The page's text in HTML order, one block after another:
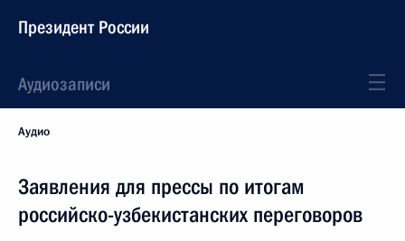
Президент России
Аудиозаписи
Аудио
Заявления для прессы по итогам
российско-узбекистанских переговоров